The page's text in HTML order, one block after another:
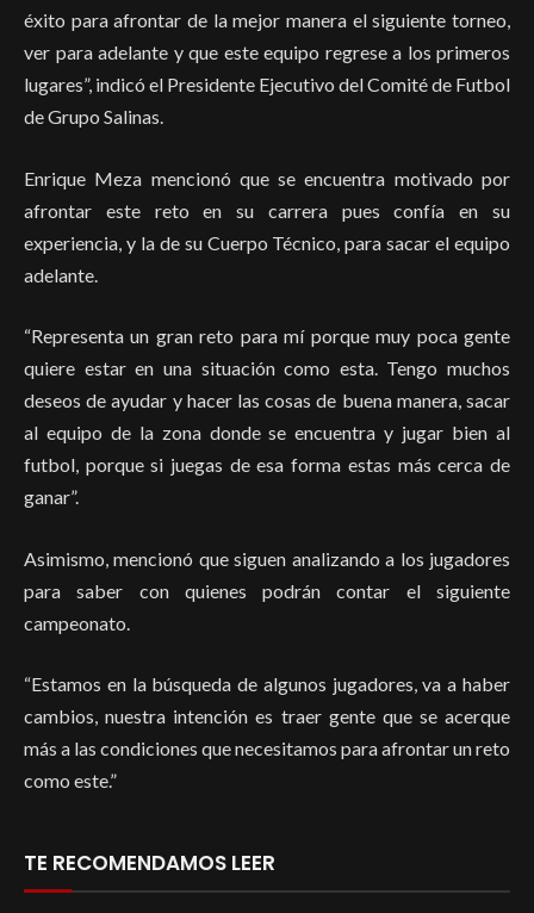
éxito para afrontar de la mejor manera el siguiente torneo,
ver para adelante y que este equipo regrese a los primeros
lugares”, indicó el Presidente Ejecutivo del Comité de Futbol
de Grupo Salinas.
Enrique Meza mencionó que se encuentra motivado por
afrontar este reto en su carrera pues confía en su
experiencia, y la de su Cuerpo Técnico, para sacar el equipo
adelante.
“Representa un gran reto para mí porque muy poca gente
quiere estar en una situación como esta. Tengo muchos
deseos de ayudar y hacer las cosas de buena manera, sacar
al equipo de la zona donde se encuentra y jugar bien al
futbol, porque si juegas de esa forma estas más cerca de
ganar”.
Asimismo, mencionó que siguen analizando a los jugadores
para saber con quienes podrán contar el siguiente
campeonato.
“Estamos en la búsqueda de algunos jugadores, va a haber
cambios, nuestra intención es traer gente que se acerque
más a las condiciones que necesitamos para afrontar un reto
como este.”
TE RECOMENDAMOS LEER